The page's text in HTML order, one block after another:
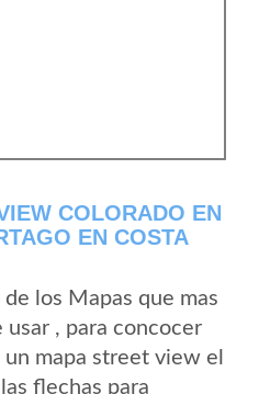
COLORADO EN
EN COSTA
los Mapas que mas
usar , para concocer
mapa street view el
flechas para